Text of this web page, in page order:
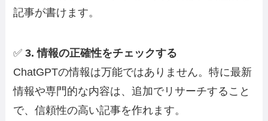
記事が書けます。
✅3. 情報の正確性をチェックする
ChatGPTの情報は万能ではありません。特に最新
情報や専門的な内容は、追加でリサーチすること
で、信頼性の高い記事を作れます。